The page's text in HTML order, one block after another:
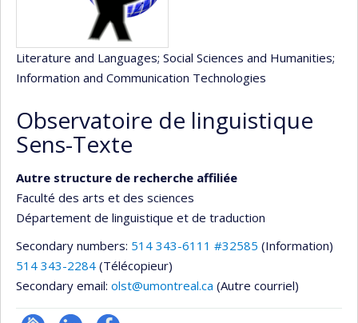
Literature and Languages; Social Sciences and Humanities;
Information and Communication Technologies
Observatoire de linguistique
Sens-Texte
Autre structure de recherche affiliée
Faculté des arts et des sciences
Département de linguistique et de traduction
Secondary numbers: 514 343-6111 #32585 (Information)
514 343-2284 (Télécopieur)
Secondary email: olst@umontreal.ca (Autre courriel)